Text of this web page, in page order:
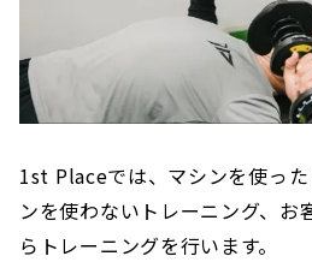
1st Placeでは、マシンを使っ
ンを使わないトレーニング、お
らトレーニングを行います。